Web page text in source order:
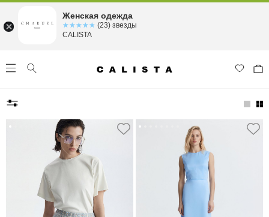
Женская одежда
☆☆☆☆☆
★★★★★ (23) звезды
CALISTA